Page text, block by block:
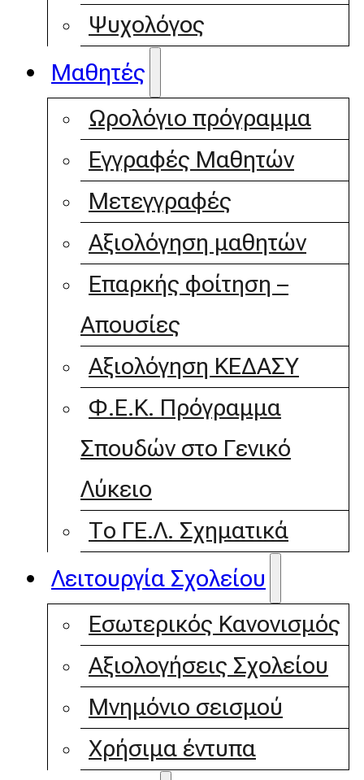
Ψυχολόγος
Μαθητές
Ωρολόγιο πρόγραμμα
Εγγραφές Μαθητών
Μετεγγραφές
Αξιολόγηση μαθητών
Επαρκής φοίτηση –
Απουσίες
Αξιολόγηση ΚΕΔΑΣΥ
Φ.Ε.Κ. Πρόγραμμα
Σπουδών στο Γενικό
Λύκειο
Το ΓΕ.Λ. Σχηματικά
Λειτουργία Σχολείου
Εσωτερικός Κανονισμός
Αξιολογήσεις Σχολείου
Μνημόνιο σεισμού
Χρήσιμα έντυπα